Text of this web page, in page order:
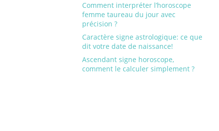
Comment interpréter l’horoscope
femme taureau du jour avec
précision ?
Caractère signe astrologique: ce que
dit votre date de naissance!
Ascendant signe horoscope,
comment le calculer simplement ?